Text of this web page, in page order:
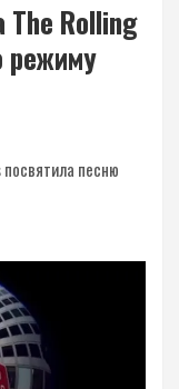
The Rolling
режиму
песню